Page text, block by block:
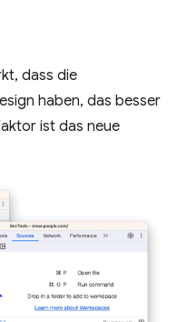
dass die
haben, das besser
ist das neue